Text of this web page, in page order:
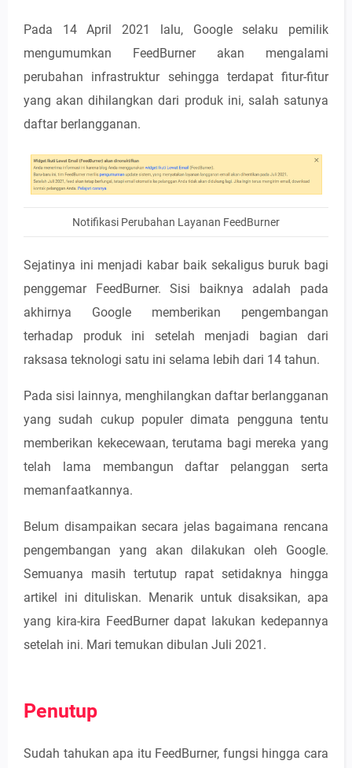
Pada 14 April 2021 lalu, Google selaku pemilik
mengumumkan FeedBurner akan mengalami
perubahan infrastruktur sehingga terdapat fitur-fitur
yang akan dihilangkan dari produk ini, salah satunya
daftar berlangganan.
Notifikasi Perubahan Layanan FeedBurner
Sejatinya ini menjadi kabar baik sekaligus buruk bagi
penggemar FeedBurner. Sisi baiknya adalah pada
akhirnya Google memberikan pengembangan
terhadap produk ini setelah menjadi bagian dari
raksasa teknologi satu ini selama lebih dari 14 tahun.
Pada sisi lainnya, menghilangkan daftar berlangganan
yang sudah cukup populer dimata pengguna tentu
memberikan kekecewaan, terutama bagi mereka yang
telah lama membangun daftar pelanggan serta
memanfaatkannya.
Belum disampaikan secara jelas bagaimana rencana
pengembangan yang akan dilakukan oleh Google.
Semuanya masih tertutup rapat setidaknya hingga
artikel ini dituliskan. Menarik untuk disaksikan, apa
yang kira-kira FeedBurner dapat lakukan kedepannya
setelah ini. Mari temukan dibulan Juli 2021.
Penutup
Sudah tahukan apa itu FeedBurner, fungsi hingga cara